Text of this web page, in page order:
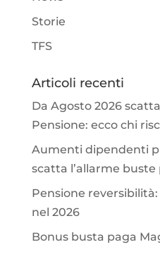
Storie
TFS
Articoli recenti
Da Agosto 2026
Pensione: ecco chi
Aumenti dipendenti
scatta l’allarme buste
Pensione
nel 2026
Bonus busta paga